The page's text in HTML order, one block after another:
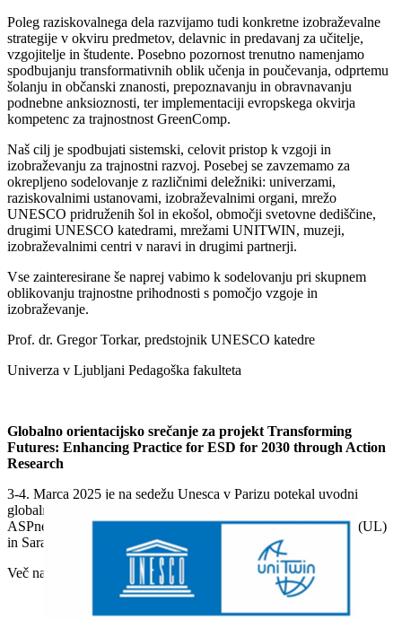
Poleg raziskovalnega dela razvijamo tudi konkretne izobraževalne
strategije v okviru predmetov, delavnic in predavanj za učitelje,
vzgojitelje in študente. Posebno pozornost trenutno namenjamo
spodbujanju transformativnih oblik učenja in poučevanja, odprtemu
šolanju in občanski znanosti, prepoznavanju in obravnavanju
podnebne anksioznosti, ter implementaciji evropskega okvirja
kompetenc za trajnostnost GreenComp.
Naš cilj je spodbujati sistemski, celovit pristop k vzgoji in
izobraževanju za trajnostni razvoj. Posebej se zavzemamo za
okrepljeno sodelovanje z različnimi deležniki: univerzami,
raziskovalnimi ustanovami, izobraževalnimi organi, mrežo
UNESCO pridruženih šol in ekošol, območji svetovne dediščine,
drugimi UNESCO katedrami, mrežami UNITWIN, muzeji,
izobraževalnimi centri v naravi in drugimi partnerji.
Vse zainteresirane še naprej vabimo k sodelovanju pri skupnem
oblikovanju trajnostne prihodnosti s pomočjo vzgoje in
izobraževanje.
Prof. dr. Gregor Torkar, predstojnik UNESCO katedre
Univerza v Ljubljani Pedagoška fakulteta
Globalno orientacijsko srečanje za projekt Transforming
Futures: Enhancing Practice for ESD for 2030 through Action
Research
3-4. Marca 2025 je na sedežu Unesca v Parizu potekal uvodni
globalni orientacijski sestanek za raziskovalce in predstavnike
ASPnet iz 11 držav. Slovenijo sta zastopala dr. Gregor Torkar (UL)
in Sara Remžar (ASPnet).
Več na naslednji
povezavi